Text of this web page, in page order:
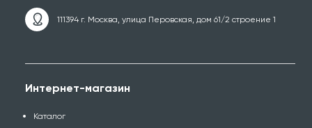
111394 г. Москва, улица Перовская, дом 61/2 строение 1
Интернет-магазин
Каталог